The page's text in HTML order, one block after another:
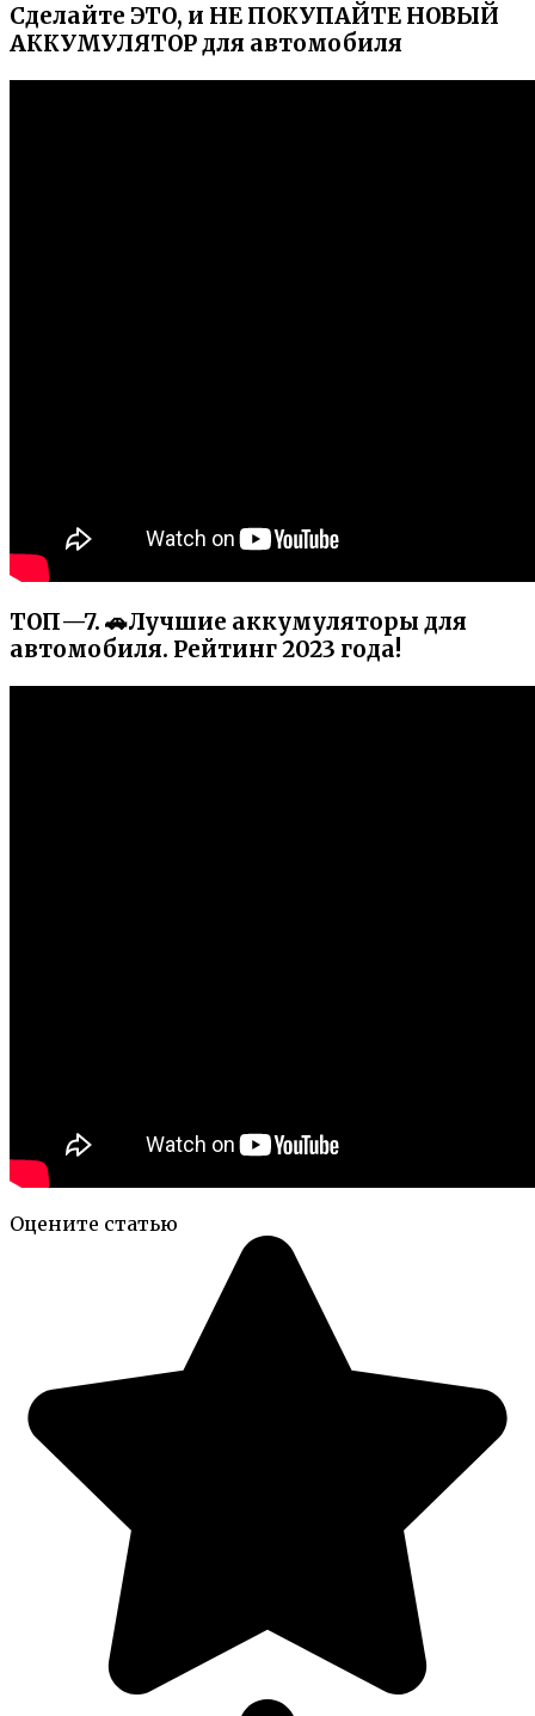
Сделайте ЭТО, и НЕ ПОКУПАЙТЕ НОВЫЙ
АККУМУЛЯТОР для автомобиля
ТОП—7. 🚗Лучшие аккумуляторы для
автомобиля. Рейтинг 2023 года!
Оцените статью